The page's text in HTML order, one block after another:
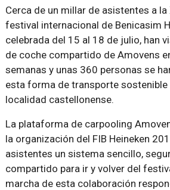
Cerca de un millar de asistentes a
festival internacional de Benicasim
celebrada del 15 al 18 de julio, han
de coche compartido de Amovens
semanas y unas 360 personas se
esta forma de transporte sostenible
localidad castellonense.
La plataforma de carpooling
la organización del FIB Heineken
asistentes un sistema sencillo,
compartido para ir y volver del
marcha de esta colaboración